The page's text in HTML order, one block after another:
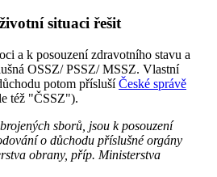
situaci řešit
a k posouzení zdravotního stavu a
OSSZ/ PSSZ/ MSSZ. Vlastní
potom příslušíČeské správě
též "ČSSZ").
sborů, jsou k posouzení
o důchodu příslušné orgány
obrany, příp. Ministerstva